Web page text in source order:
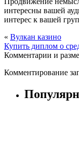
интересны вашей
интерес к вашей
« Вулкан казино
Купить диплом о
Комментарии и
Комментирование